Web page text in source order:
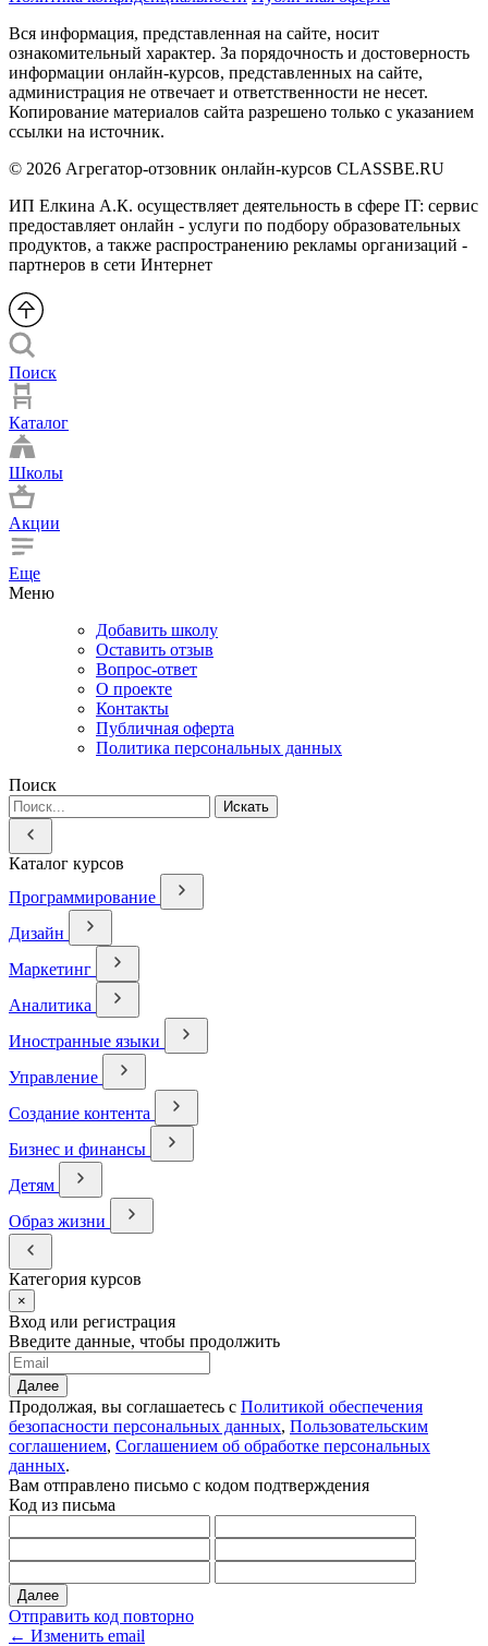
Вся информация, представленная на сайте, носит
ознакомительный характер. За порядочность и достоверность
информации онлайн-курсов, представленных на сайте,
администрация не отвечает и ответственности не несет.
Копирование материалов сайта разрешено только с указанием
ссылки на источник.
© 2026 Агрегатор-отзовник онлайн-курсов CLASSBE.RU
ИП Елкина А.К. осуществляет деятельность в сфере IT: сервис
предоставляет онлайн - услуги по подбору образовательных
продуктов, а также распространению рекламы организаций -
партнеров в сети Интернет
Поиск
Каталог
Школы
Акции
Еще
Меню
Добавить школу
Оставить отзыв
Вопрос-ответ
О проекте
Контакты
Публичная оферта
Политика персональных данных
Поиск
Искать
Каталог курсов
Программирование
Дизайн
Маркетинг
Аналитика
Иностранные языки
Управление
Создание контента
Бизнес и финансы
Детям
Образ жизни
Категория курсов
×
Вход или регистрация
Введите данные, чтобы продолжить
Далее
Продолжая, вы соглашаетесь с Политикой обеспечения
безопасности персональных данных, Пользовательским
соглашением, Соглашением об обработке персональных
данных.
Вам отправлено письмо с кодом подтверждения
Код из письма
Далее
Отправить код повторно
← Изменить email